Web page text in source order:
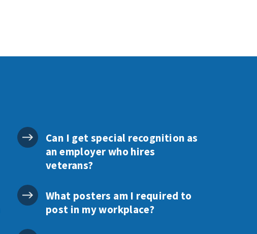
Can I get special recognition as
an employer who hires
veterans?
What posters am I required to
post in my workplace?